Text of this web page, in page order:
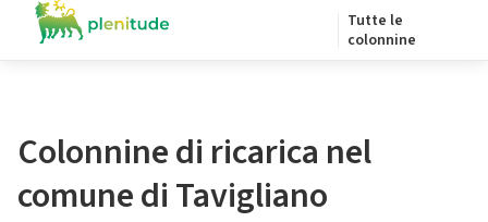
Tutte le
colonnine
Colonnine di ricarica nel
comune di Tavigliano